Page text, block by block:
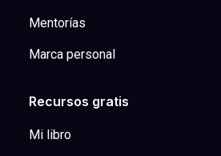
Mentorías
Marca personal
Recursos gratis
Mi libro